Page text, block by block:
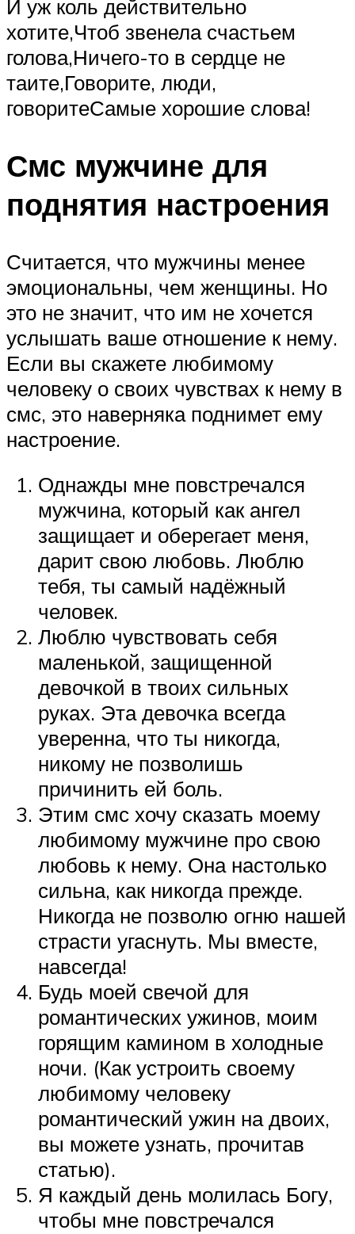
И уж коль действительно
хотите,Чтоб звенела счастьем
голова,Ничего-то в сердце не
таите,Говорите, люди,
говоритеСамые хорошие слова!
Смс мужчине для
поднятия настроения
Считается, что мужчины менее
эмоциональны, чем женщины. Но
это не значит, что им не хочется
услышать ваше отношение к нему.
Если вы скажете любимому
человеку о своих чувствах к нему в
смс, это наверняка поднимет ему
настроение.
Однажды мне повстречался
мужчина, который как ангел
защищает и оберегает меня,
дарит свою любовь. Люблю
тебя, ты самый надёжный
человек.
Люблю чувствовать себя
маленькой, защищенной
девочкой в твоих сильных
руках. Эта девочка всегда
уверенна, что ты никогда,
никому не позволишь
причинить ей боль.
Этим смс хочу сказать моему
любимому мужчине про свою
любовь к нему. Она настолько
сильна, как никогда прежде.
Никогда не позволю огню нашей
страсти угаснуть. Мы вместе,
навсегда!
Будь моей свечой для
романтических ужинов, моим
горящим камином в холодные
ночи. (Как устроить своему
любимому человеку
романтический ужин на двоих,
вы можете узнать, прочитав
статью).
Я каждый день молилась Богу,
чтобы мне повстречался